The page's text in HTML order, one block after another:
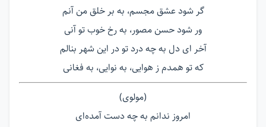
گر شود عشق مجسم، به بر خلق من آنم
ور شود حسن مصور، به رخ خوب تو آنی
آخر ای دل به چه درد تو در این شهر بنالم
که تو همدم‌ ز هوایی، به نوایی، به فغانی
(مولوی)
امروز ندانم به چه دست آمده‌ای